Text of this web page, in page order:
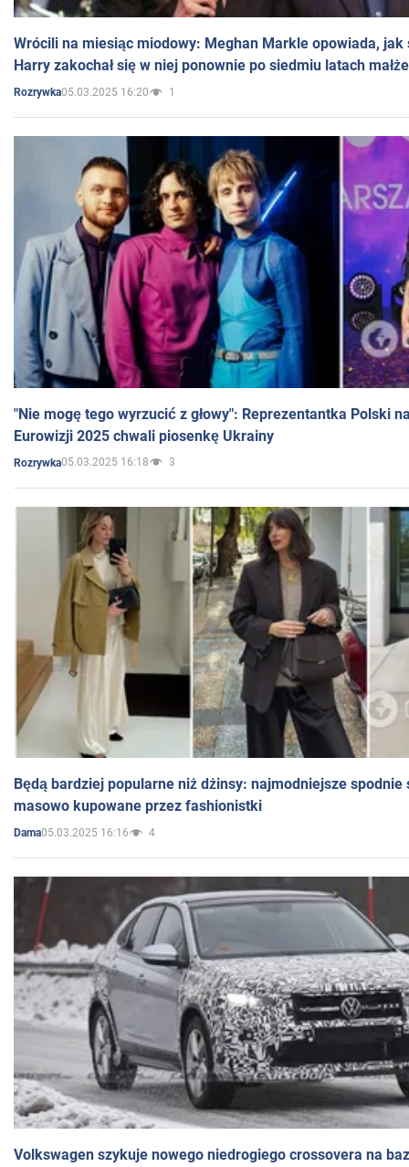
Wrócili na miesiąc miodowy: Meghan Markle opowiada, jak
Harry zakochał się w niej ponownie po siedmiu latach
Rozrywka05.03.2025 16:20 1
"Nie mogę tego wyrzucić z głowy": Reprezentantka Polski
Eurowizji 2025 chwali piosenkę Ukrainy
Rozrywka05.03.2025 16:18 3
Będą bardziej popularne niż dżinsy: najmodniejsze spodnie
masowo kupowane przez fashionistki
Dama05.03.2025 16:16 4
Volkswagen szykuje nowego niedrogiego crossovera na